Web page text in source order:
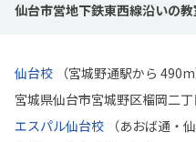
仙台市営地下鉄東西線沿いの
仙台校
（宮城野通駅から 490m
宮城県仙台市宮城野区榴岡二
エスパル仙台校
（あおば通・